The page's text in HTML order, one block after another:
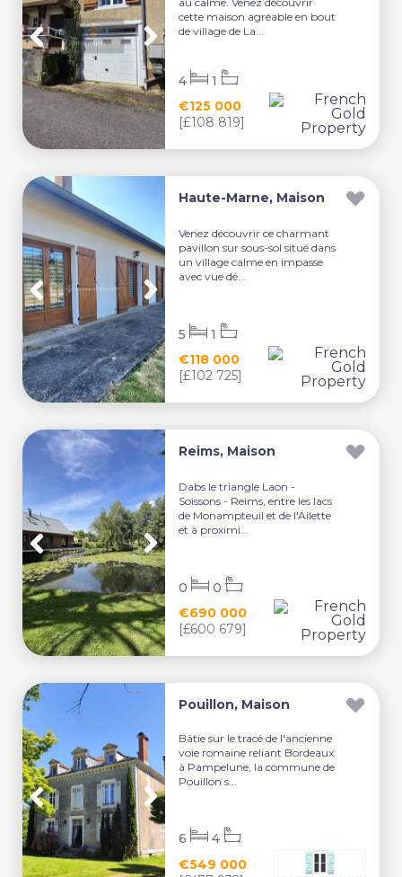
cette maison agréable en bout
de village de La...
€125 000
[£108 819]
4 1
Haute-Marne, Maison
Venez découvrir ce charmant
pavillon sur sous-sol situé dans
un village calme en impasse
avec vue dé...
€118 000
[£102 725]
5 1
Reims, Maison
Dabs le triangle Laon -
Soissons - Reims, entre les lacs
de Monampteuil et de l'Ailette
et à proximi...
€690 000
[£600 679]
0 0
Pouillon, Maison
Bâtie sur le tracé de l'ancienne
voie romaine reliant Bordeaux
à Pampelune, la commune de
Pouillon s...
€549 000
6 4